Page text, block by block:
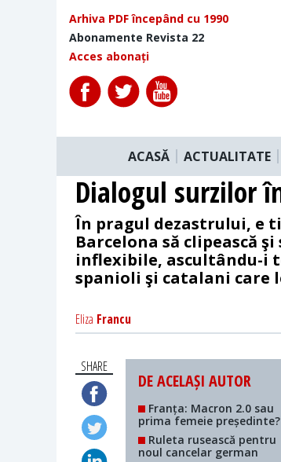
Arhiva PDF începând cu 1990
Abonamente Revista 22
Acces abonați
ACASĂ ACTUALITATE
Dialogul surzilor
În pragul dezastrului, e
Barcelona să clipească
inflexibile, ascultându-i
spanioli şi catalani care
Eliza Francu
SHARE
DE ACELAȘI AUTOR
Franța: Macron 2.0 sau
prima femeie președinte?
Ruleta rusească pentru
noul cancelar german